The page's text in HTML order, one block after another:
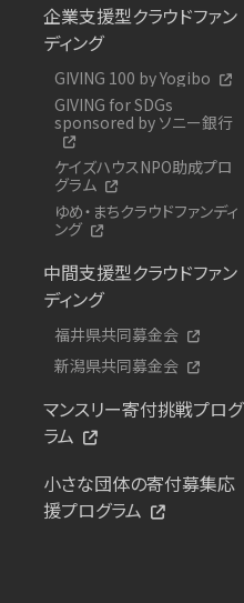
企業支援型クラウドファン
ディング
GIVING 100 by Yogibo
GIVING for SDGs
sponsored by ソニー銀行
ケイズハウスNPO助成プロ
グラム
ゆめ・まちクラウドファンディ
ング
中間支援型クラウドファン
ディング
福井県共同募金会
新潟県共同募金会
マンスリー寄付挑戦プログ
ラム
小さな団体の寄付募集応
援プログラム